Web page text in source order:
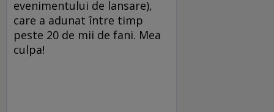
evenimentului de lansare),
care a adunat între timp
peste 20 de mii de fani. Mea
culpa!